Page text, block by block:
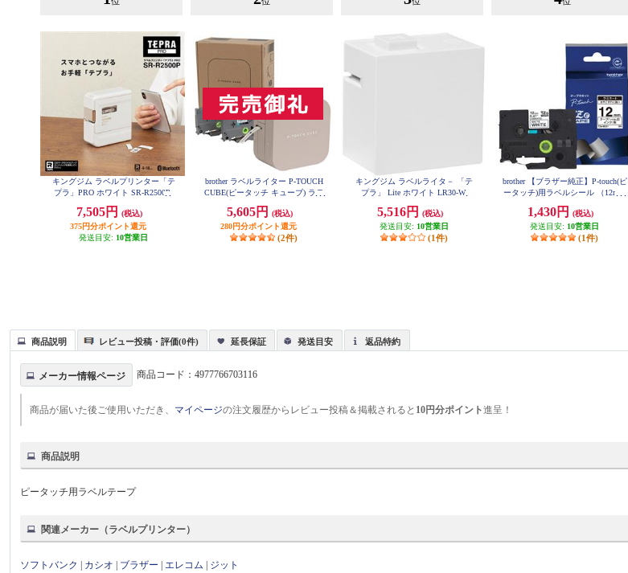
キングジム ラベルプリンター「テ
プラ」PRO ホワイト SR-R2500P
7,505円
(税込)
375円分ポイント還元
発送目安: 10営業日
brother ラベルライター P-TOUCH
CUBE(ピータッチ キューブ) ラテ
ープ対応 PT-P300BTLT
5,605円
(税込)
280円分ポイント還元
(2件)
キングジム ラベルライタ－ 「テ
プラ」 Lite ホワイト LR30-W
5,516円
(税込)
発送目安: 10営業日
(1件)
brother 【ブラザー純正】P-touch(ピ
ータッチ)用ラベルシール （12mm
1,430円
(税込)
発送目安: 10営業日
(1件)
商品説明 レビュー投稿・評価(0件) 延長保証 発送目安 返品特約
メーカー情報ページ 商品コード：4977766703116
商品が届いた後ご使用いただき、 マイページの注文履歴からレビュー投稿＆掲載されると 10円分ポイント進呈！
商品説明
ピータッチ用ラベルテープ
関連メーカー（ラベルプリンター）
ソフトバンク カシオ ブラザー エレコム ジット